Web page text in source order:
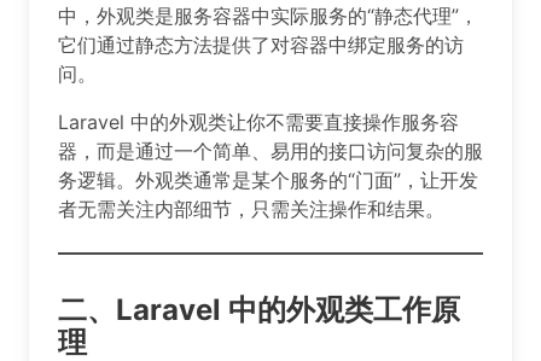
中，外观类是服务容器中实际服务的“静态代理”，
它们通过静态方法提供了对容器中绑定服务的访
问。
Laravel 中的外观类让你不需要直接操作服务容
器，而是通过一个简单、易用的接口访问复杂的服
务逻辑。外观类通常是某个服务的“门面”，让开发
者无需关注内部细节，只需关注操作和结果。
二、Laravel 中的外观类工作原
理